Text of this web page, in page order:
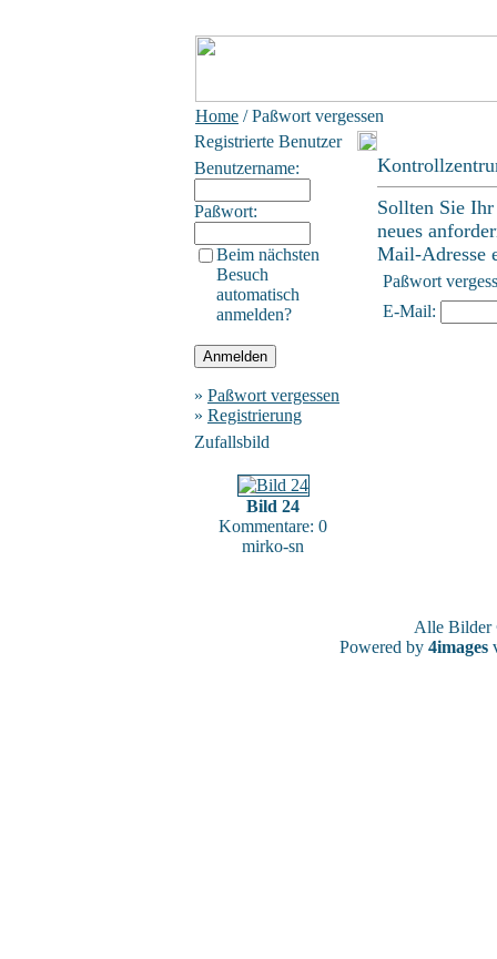
Home / Paßwort vergessen
Registrierte Benutzer
Benutzername:
Paßwort:
Beim nächsten
Besuch
automatisch
anmelden?
» Paßwort vergessen
» Registrierung
Zufallsbild
Bild 24
Kommentare: 0
mirko-sn
Sollten Sie
neues
Mail-Adresse
Paßwort
E-Mail:
Alle
Powered by 4images